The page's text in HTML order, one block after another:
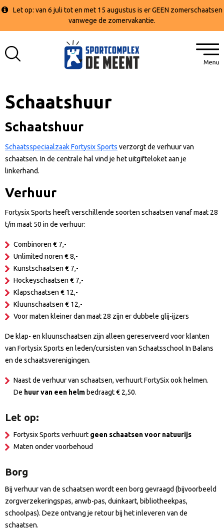
Let op: van 6 juli tot en met 15 augustus is er GEEN zomerschaatsen
vanwege de zomervakantie.
Schaatshuur
Schaatshuur
Schaatsspeciaalzaak Fortysix Sports verzorgt de verhuur van
schaatsen. In de centrale hal vind je het uitgifteloket aan je
linkerhand.
Verhuur
Fortysix Sports heeft verschillende soorten schaatsen vanaf maat 28
t/m maat 50 in de verhuur:
Combinoren € 7,-
Unlimited noren € 8,-
Kunstschaatsen € 7,-
Hockeyschaatsen € 7,-
Klapschaatsen € 12,-
Kluunschaatsen € 12,-
Voor maten kleiner dan maat 28 zijn er dubbele glij-ijzers
De klap- en kluunschaatsen zijn alleen gereserveerd voor klanten
van Fortysix Sports en leden/cursisten van Schaatsschool In Balans
en de schaatsverenigingen.
Naast de verhuur van schaatsen, verhuurt FortySix ook helmen.
De huur van een helmbedraagt € 2,50.
Let op:
Fortysix Sports verhuurt geen schaatsen voor natuurijs
Maten onder voorbehoud
Borg
Bij verhuur van de schaatsen wordt een borg gevraagd (bijvoorbeeld
zorgverzekeringspas, anwb-pas, duinkaart, bibliotheekpas,
schoolpas). Deze ontvang je retour bij het inleveren van de
schaatsen.